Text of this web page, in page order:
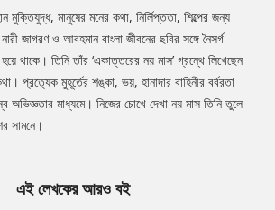
মুক্তিযুদ্ধ, মানুষের মনের কথা, নির্লিপ্ততা, শিল্পের জন্য
জাগরণ ও আবহমান বাংলা জীবনের ছবির সঙ্গে নৈসর্গ
থাকে। তিনি তাঁর ‘একাত্তরের নয় মাস’ গ্রন্থে লিখেছেন
প্রত্যেক মুহূর্তের শঙ্কা, ভয়, হানাদার বাহিনীর বর্বরতা
অভিজ্ঞতার মাধ্যমে। নিজের চোখে দেখা নয় মাস তিনি তুলে
সামনে।
এই লেখকের আরও বই